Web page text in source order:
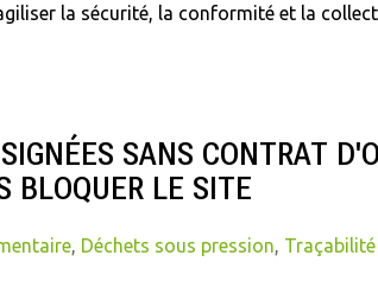
la sécurité, la conformité et la
SANS CONTRAT
BLOQUER LE SITE
, Déchets sous pression,